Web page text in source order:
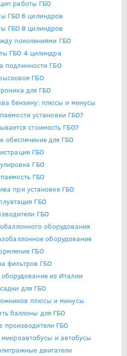
работы ГБО
ГБО 6 цилиндров
ГБО 8 цилиндров
поколениями ГБО
ГБО 4 цилиндра
подлинности ГБО
ГБО
для ГБО
бензину: плюсы и минусы
установки ГБО?
стоимость ГБО?
обеспечение для ГБО
ГБО
ГБО
ГБО
при установке ГБО
ГБО
ГБО
оборудования
оборудование
ГБО
фильтров ГБО
из Италии
для ГБО
плюсы и минусы
баллоны для ГБО
производители ГБО
и автобусы
двигатели